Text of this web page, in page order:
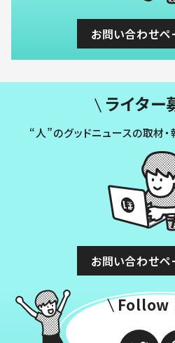
お問い合わせペ
ライター
“人”のグッドニュースの取材
お問い合わせペ
Follow